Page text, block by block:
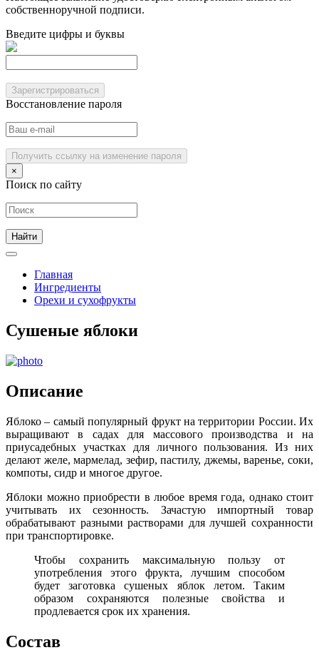
собственноручной подписи.
Введите цифры и буквы
Зарегистрироваться
Восстановление пароля
Получить ссылку на изменение пароля
×
Поиск по сайту
Главная
Ингредиенты
Орехи и сухофрукты
Сушеные яблоки
Описание
Яблоко – самый популярный фрукт на территории России. Их
выращивают в садах для массового производства и на
приусадебных участках для личного пользования. Из них
делают желе, мармелад, зефир, пастилу, джемы, варенье, соки,
компоты, сидр и многое другое.
Яблоки можно приобрести в любое время года, однако стоит
учитывать их сезонность. Зачастую импортный товар
обрабатывают разными растворами для лучшей сохранности
при транспортировке.
Чтобы сохранить максимальную пользу от
употребления этого фрукта, лучшим способом
будет заготовка сушеных яблок летом. Таким
образом сохраняются полезные свойства и
продлевается срок их хранения.
Состав